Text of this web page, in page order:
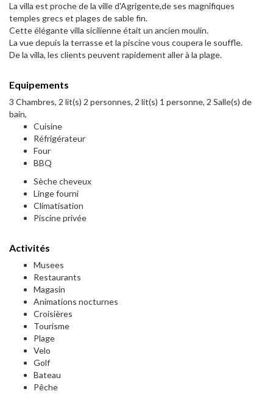
La villa est proche de la ville d'Agrigente,de ses magnifiques
temples grecs et plages de sable fin.
Cette élégante villa sicilienne était un ancien moulin.
La vue depuis la terrasse et la piscine vous coupera le souffle.
De la villa, les clients peuvent rapidement aller à la plage.
Equipements
3 Chambres, 2 lit(s) 2 personnes, 2 lit(s) 1 personne, 2 Salle(s) de
bain,
Cuisine
Réfrigérateur
Four
BBQ
Sèche cheveux
Linge fourni
Climatisation
Piscine privée
Activités
Musees
Restaurants
Magasin
Animations nocturnes
Croisières
Tourisme
Plage
Velo
Golf
Bateau
Pêche